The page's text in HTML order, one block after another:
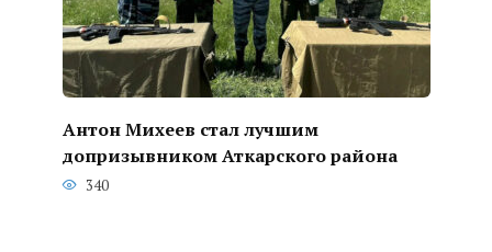
Антон Михеев стал лучшим
допризывником Аткарского района
340